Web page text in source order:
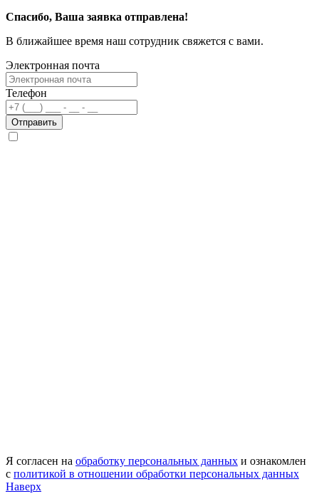
Спасибо, Ваша заявка отправлена!
В ближайшее время наш сотрудник свяжется с вами.
Электронная почта
Телефон
Отправить
Я согласен на обработку персональных данных и ознакомлен
с политикой в отношении обработки персональных данных
Наверх